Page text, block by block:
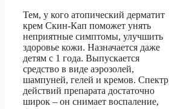
Тем, у кого атопический дерматит
крем Скин-Кап поможет унять
неприятные симптомы, улучшить
здоровье кожи. Назначается даже
детям с 1 года. Выпускается
средство в виде аэрозолей,
шампуней, гелей и кремов. Спектр
действий препарата достаточно
широк – он снимает воспаление,